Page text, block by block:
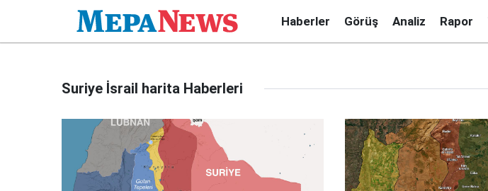
Haberler Görüş Analiz Rapor
Suriye İsrail harita Haberleri